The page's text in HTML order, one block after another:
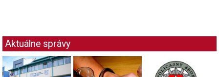
Aktuálne správy